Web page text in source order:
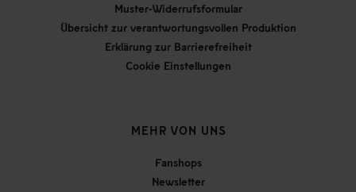
Muster-Widerrufsformular
Übersicht zur verantwortungsvollen Produktion
Erklärung zur Barrierefreiheit
Cookie Einstellungen
MEHR VON UNS
Fanshops
Newsletter